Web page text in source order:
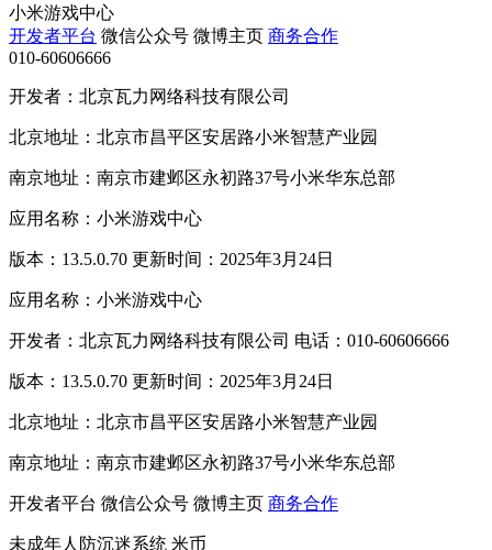
小米游戏中心
开发者平台 微信公众号 微博主页 商务合作
010-60606666
开发者：北京瓦力网络科技有限公司
北京地址：北京市昌平区安居路小米智慧产业园
南京地址：南京市建邺区永初路37号小米华东总部
应用名称：小米游戏中心
版本：13.5.0.70 更新时间：2025年3月24日
应用名称：小米游戏中心
开发者：北京瓦力网络科技有限公司 电话：010-60606666
版本：13.5.0.70 更新时间：2025年3月24日
北京地址：北京市昌平区安居路小米智慧产业园
南京地址：南京市建邺区永初路37号小米华东总部
开发者平台 微信公众号 微博主页 商务合作
未成年人防沉迷系统 米币